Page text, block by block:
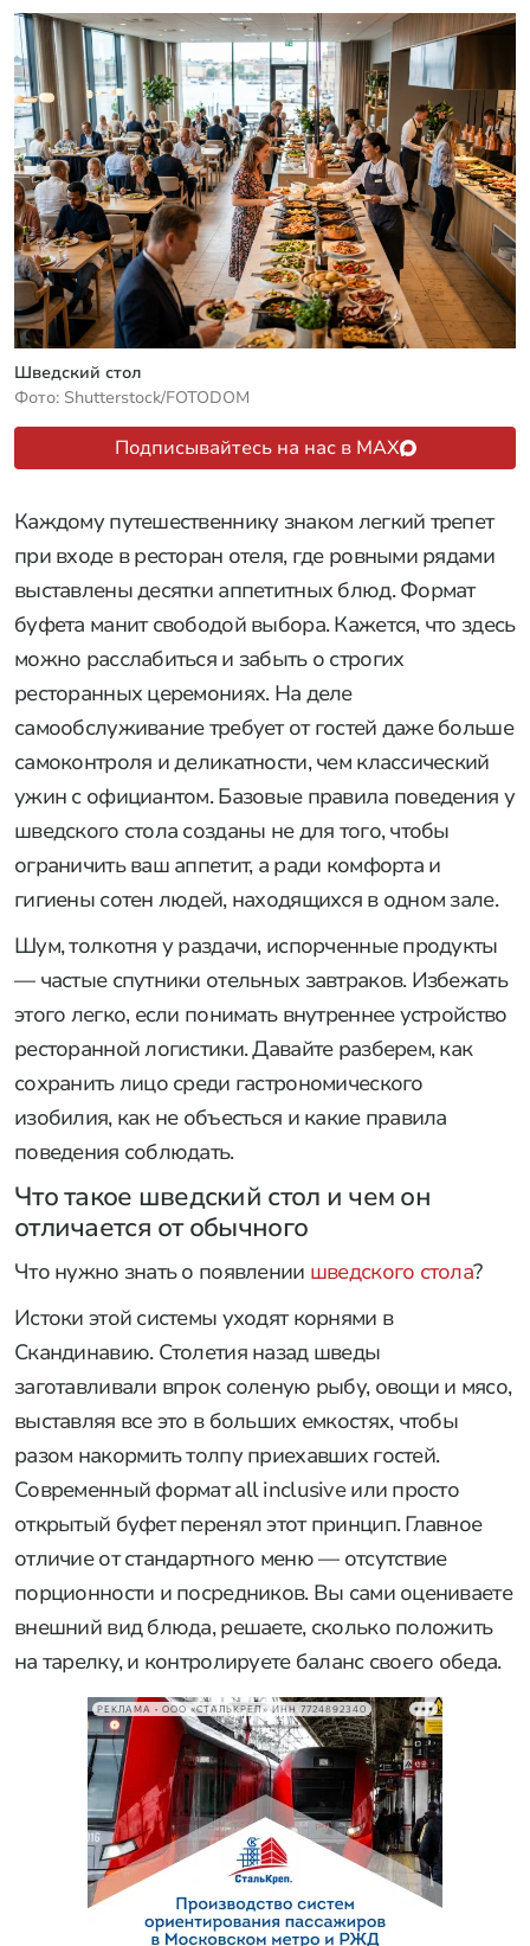
Шведский стол
Фото: Shutterstock/FOTODOM
Подписывайтесь на нас в MAX
Каждому путешественнику знаком легкий трепет
при входе в ресторан отеля, где ровными рядами
выставлены десятки аппетитных блюд. Формат
буфета манит свободой выбора. Кажется, что здесь
можно расслабиться и забыть о строгих
ресторанных церемониях. На деле
самообслуживание требует от гостей даже больше
самоконтроля и деликатности, чем классический
ужин с официантом. Базовые правила поведения у
шведского стола созданы не для того, чтобы
ограничить ваш аппетит, а ради комфорта и
гигиены сотен людей, находящихся в одном зале.
Шум, толкотня у раздачи, испорченные продукты
— частые спутники отельных завтраков. Избежать
этого легко, если понимать внутреннее устройство
ресторанной логистики. Давайте разберем, как
сохранить лицо среди гастрономического
изобилия, как не объесться и какие правила
поведения соблюдать.
Что такое шведский стол и чем он
отличается от обычного
Что нужно знать о появлении шведского стола?
Истоки этой системы уходят корнями в
Скандинавию. Столетия назад шведы
заготавливали впрок соленую рыбу, овощи и мясо,
выставляя все это в больших емкостях, чтобы
разом накормить толпу приехавших гостей.
Современный формат all inclusive или просто
открытый буфет перенял этот принцип. Главное
отличие от стандартного меню — отсутствие
порционности и посредников. Вы сами оцениваете
внешний вид блюда, решаете, сколько положить
на тарелку, и контролируете баланс своего обеда.
РЕКЛАМА • ООО «СТАЛЬКРЕП» ИНН 7724892340